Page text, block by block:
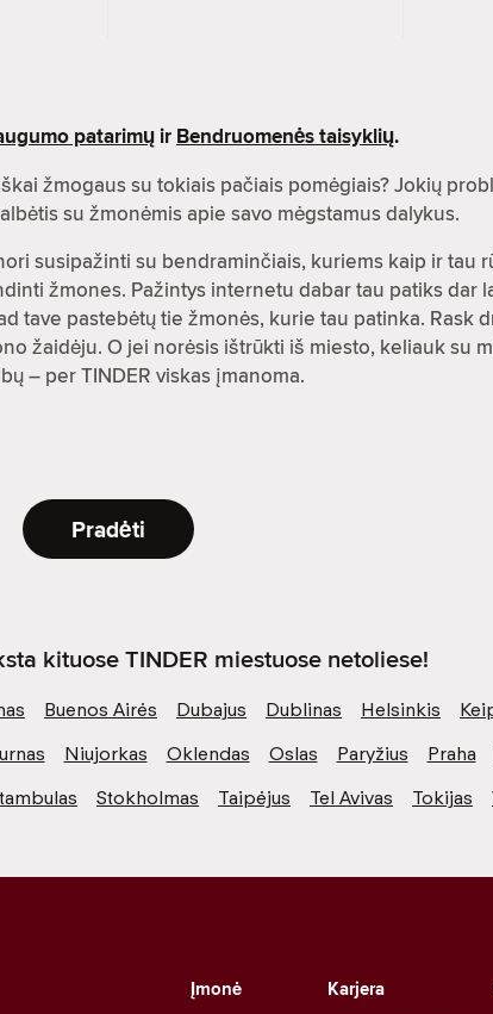
patarimų ir Bendruomenės taisyklių.
žmogaus su tokiais pačiais pomėgiais? Jokių
su žmonėmis apie savo mėgstamus dalykus.
susipažinti su bendraminčiais, kuriems kaip ir tau
žmones. Pažintys internetu dabar tau patiks dar
tave pastebėtų tie žmonės, kurie tau patinka. Rask
žaidėju. O jei norėsis ištrūkti iš miesto, keliauk su
– per TINDER viskas įmanoma.
Pradėti
kituose TINDER miestuose netoliese!
Buenos Airės Dubajus Dublinas Helsinkis
Niujorkas Oklendas Oslas Paryžius Praha
Stokholmas Taipėjus Tel Avivas Tokijas
Karjera
Įmonė